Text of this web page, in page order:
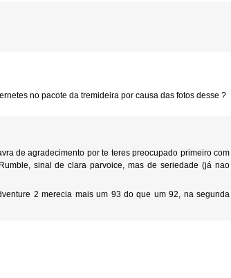
no pacote da tremideira por causa das fotos desse ?
de agradecimento por te teres preocupado primeiro com
sinal de clara parvoice, mas de seriedade (já nao
2 merecia mais um 93 do que um 92, na segunda